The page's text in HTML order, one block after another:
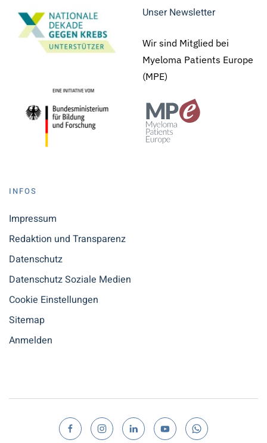
Unser Newsletter
Wir sind Mitglied bei
Myeloma Patients Europe
(MPE)
INFOS
Impressum
Redaktion und Transparenz
Datenschutz
Datenschutz Soziale Medien
Cookie Einstellungen
Sitemap
Anmelden